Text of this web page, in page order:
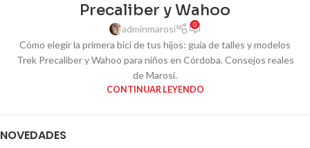
Precaliber y Wahoo
adminmarosi 0
Cómo elegir la primera bici de tus hijos: guía de talles y modelos
Trek Precaliber y Wahoo para niños en Córdoba. Consejos reales
de Marosi.
CONTINUAR LEYENDO
NOVEDADES